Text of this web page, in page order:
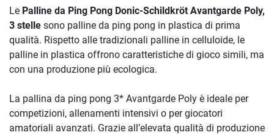
Le Palline da Ping Pong Donic-Schildkröt Avantgarde Poly,
3 stelle sono palline da ping pong in plastica di prima
qualità. Rispetto alle tradizionali palline in celluloide, le
palline in plastica offrono caratteristiche di gioco simili, ma
con una produzione più ecologica.
La pallina da ping pong 3* Avantgarde Poly è ideale per
competizioni, allenamenti intensivi o per giocatori
amatoriali avanzati. Grazie all’elevata qualità di produzione